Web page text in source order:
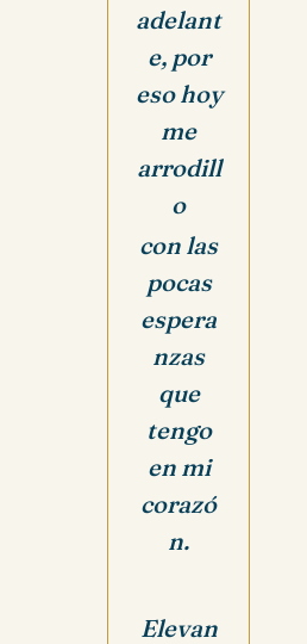
adelant
e, por
eso hoy
me
arrodill
o
con las
pocas
espera
nzas
que
tengo
en mi
corazó
n.
Elevan